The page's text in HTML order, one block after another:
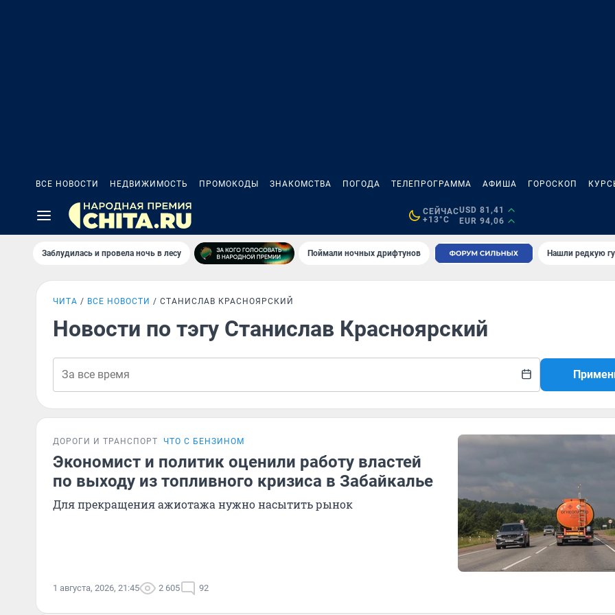
ВСЕ НОВОСТИ НЕДВИЖИМОСТЬ ПРОМОКОДЫ ЗНАКОМСТВА ПОГОДА ТЕЛЕПРОГРАММА АФИША ГОРОСКОП
СЕЙЧАС
+13°C
USD 81,41
EUR 94,06
Заблудилась и провела ночь в лесу Поймали ночных дрифтунов Нашли редкую
ЧИТА ВСЕ НОВОСТИ СТАНИСЛАВ КРАСНОЯРСКИЙ
Новости по тэгу Станислав Красноярский
ДОРОГИ И ТРАНСПОРТ ЧТО С БЕНЗИНОМ
Экономист и политик оценили работу властей
по выходу из топливного кризиса в Забайкалье
Для прекращения ажиотажа нужно насытить рынок
1 августа, 2026, 21:45 2 605 92